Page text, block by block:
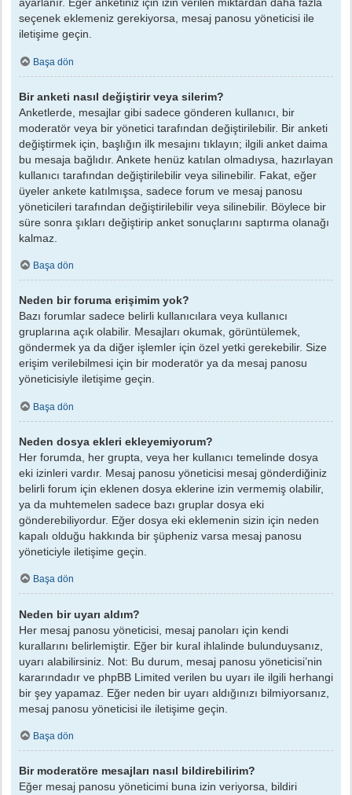
ayarlanır. Eğer anketiniz için izin verilen miktardan daha fazla
seçenek eklemeniz gerekiyorsa, mesaj panosu yöneticisi ile
iletişime geçin.
Başa dön
Bir anketi nasıl değiştirir veya silerim?
Anketlerde, mesajlar gibi sadece gönderen kullanıcı, bir
moderatör veya bir yönetici tarafından değiştirilebilir. Bir anketi
değiştirmek için, başlığın ilk mesajını tıklayın; ilgili anket daima
bu mesaja bağlıdır. Ankete henüz katılan olmadıysa, hazırlayan
kullanıcı tarafından değiştirilebilir veya silinebilir. Fakat, eğer
üyeler ankete katılmışsa, sadece forum ve mesaj panosu
yöneticileri tarafından değiştirilebilir veya silinebilir. Böylece bir
süre sonra şıkları değiştirip anket sonuçlarını saptırma olanağı
kalmaz.
Başa dön
Neden bir foruma erişimim yok?
Bazı forumlar sadece belirli kullanıcılara veya kullanıcı
gruplarına açık olabilir. Mesajları okumak, görüntülemek,
göndermek ya da diğer işlemler için özel yetki gerekebilir. Size
erişim verilebilmesi için bir moderatör ya da mesaj panosu
yöneticisiyle iletişime geçin.
Başa dön
Neden dosya ekleri ekleyemiyorum?
Her forumda, her grupta, veya her kullanıcı temelinde dosya
eki izinleri vardır. Mesaj panosu yöneticisi mesaj gönderdiğiniz
belirli forum için eklenen dosya eklerine izin vermemiş olabilir,
ya da muhtemelen sadece bazı gruplar dosya eki
gönderebiliyordur. Eğer dosya eki eklemenin sizin için neden
kapalı olduğu hakkında bir şüpheniz varsa mesaj panosu
yöneticiyle iletişime geçin.
Başa dön
Neden bir uyarı aldım?
Her mesaj panosu yöneticisi, mesaj panoları için kendi
kurallarını belirlemiştir. Eğer bir kural ihlalinde bulunduysanız,
uyarı alabilirsiniz. Not: Bu durum, mesaj panosu yöneticisi’nin
kararındadır ve phpBB Limited verilen bu uyarı ile ilgili herhangi
bir şey yapamaz. Eğer neden bir uyarı aldığınızı bilmiyorsanız,
mesaj panosu yöneticisi ile iletişime geçin.
Başa dön
Bir moderatöre mesajları nasıl bildirebilirim?
Eğer mesaj panosu yöneticimi buna izin veriyorsa, bildiri